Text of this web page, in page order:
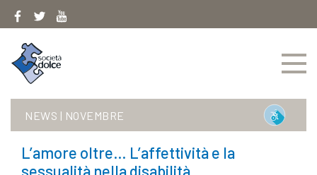
NEWS | NOVEMBRE
L’amore oltre… L’affettività e la
sessualità nella disabilità